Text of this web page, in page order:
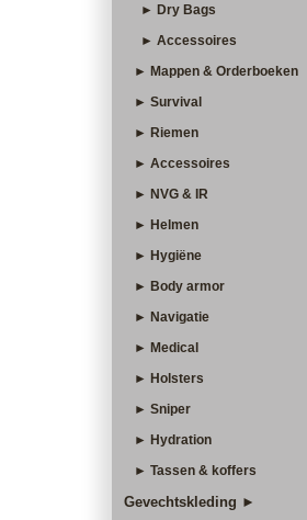
► Dry Bags
► Accessoires
► Mappen & Orderboeken
► Survival
► Riemen
► Accessoires
► NVG & IR
► Helmen
► Hygiëne
► Body armor
► Navigatie
► Medical
► Holsters
► Sniper
► Hydration
► Tassen & koffers
Gevechtskleding ►